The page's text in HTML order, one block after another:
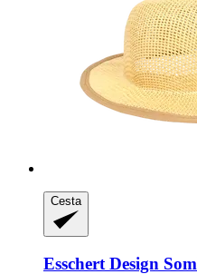
Cesta
Esschert Design